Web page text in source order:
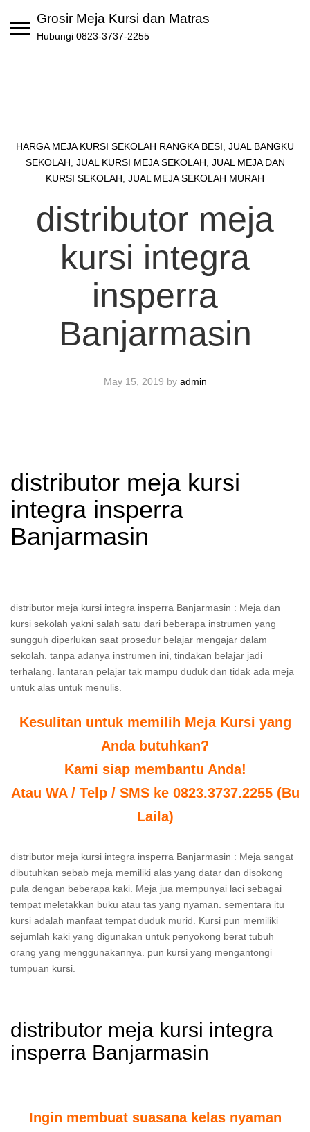
Grosir Meja Kursi dan Matras
Hubungi 0823-3737-2255
HARGA MEJA KURSI SEKOLAH RANGKA BESI JUAL BANGKU
SEKOLAH JUAL KURSI MEJA SEKOLAH JUAL MEJA DAN
KURSI SEKOLAH JUAL MEJA SEKOLAH MURAH
distributor meja
kursi integra
insperra
Banjarmasin
May 15, 2019 by admin
distributor meja kursi
integra insperra
Banjarmasin
distributor meja kursi integra insperra Banjarmasin : Meja dan
kursi sekolah yakni salah satu dari beberapa instrumen yang
sungguh diperlukan saat prosedur belajar mengajar dalam
sekolah. tanpa adanya instrumen ini, tindakan belajar jadi
terhalang. lantaran pelajar tak mampu duduk dan tidak ada meja
untuk alas untuk menulis.
Kesulitan untuk memilih Meja Kursi yang
Anda butuhkan?
Kami siap membantu Anda!
Atau WA / Telp / SMS ke 0823.3737.2255 (Bu
Laila)
distributor meja kursi integra insperra Banjarmasin : Meja sangat
dibutuhkan sebab meja memiliki alas yang datar dan disokong
pula dengan beberapa kaki. Meja jua mempunyai laci sebagai
tempat meletakkan buku atau tas yang nyaman. sementara itu
kursi adalah manfaat tempat duduk murid. Kursi pun memiliki
sejumlah kaki yang digunakan untuk penyokong berat tubuh
orang yang menggunakannya. pun kursi yang mengantongi
tumpuan kursi.
distributor meja kursi integra
insperra Banjarmasin
Ingin membuat suasana kelas nyaman